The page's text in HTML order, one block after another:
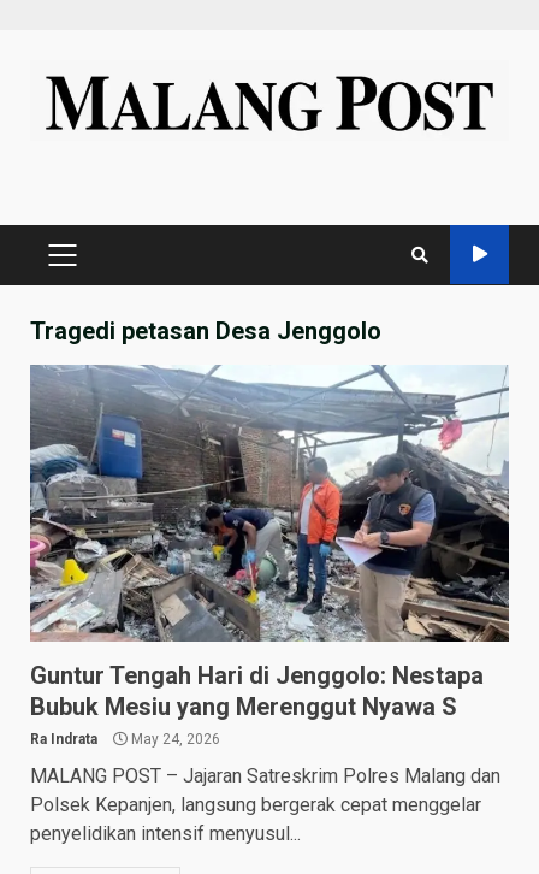
content
PRIMARY
Tragedi petasan Desa Jenggolo
Guntur Tengah Hari di Jenggolo: Nestapa
Bubuk Mesiu yang Merenggut Nyawa S
Ra Indrata May 24, 2026
MALANG POST – Jajaran Satreskrim Polres Malang dan
Polsek Kepanjen, langsung bergerak cepat menggelar
penyelidikan intensif menyusul...